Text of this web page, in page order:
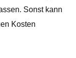
Sonst kann
Kosten